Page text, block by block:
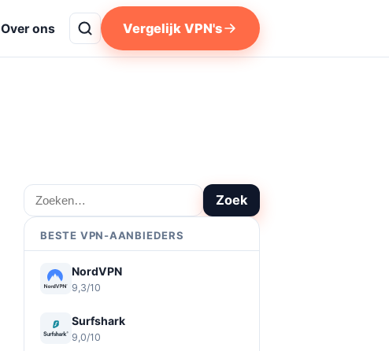
Over ons Vergelijk VPN's
Zoeken Zoek
BESTE VPN-AANBIEDERS
NordVPN
9,3/10
Surfshark
9,0/10